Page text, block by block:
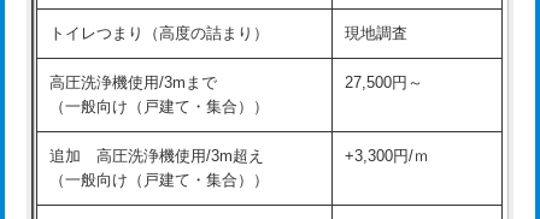
トイレつまり（高度の詰まり） 現地調査
高圧洗浄機使用/3mまで
（一般向け（戸建て・集合））
27,500円～
追加 高圧洗浄機使用/3m超え
（一般向け（戸建て・集合））
+3,300円/ｍ